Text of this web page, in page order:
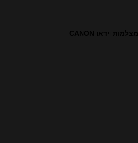
מצלמות וידאו CANON